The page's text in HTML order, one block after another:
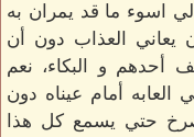
اسوء ما قد يمران به
يعاني العذاب دون أن
أحدهم و البكاء، نعم
أمام عيناه دون
حتي يسمع كل هذا